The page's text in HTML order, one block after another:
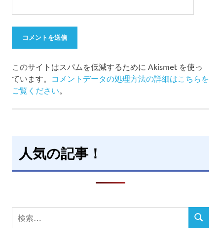
このサイトはスパムを低減するために Akismet を使っ
ています。 コメントデータの処理方法の詳細はこちらを
ご覧ください
人気の記事！
検
索
検
索